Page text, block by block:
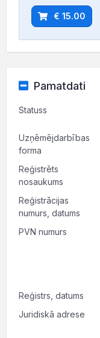
€ 15.00
Pamatdati
Statuss
Uzņēmējdarbības
forma
Reģistrēts
nosaukums
Reģistrācijas
numurs, datums
PVN numurs
Reģistrs, datums
Juridiskā adrese